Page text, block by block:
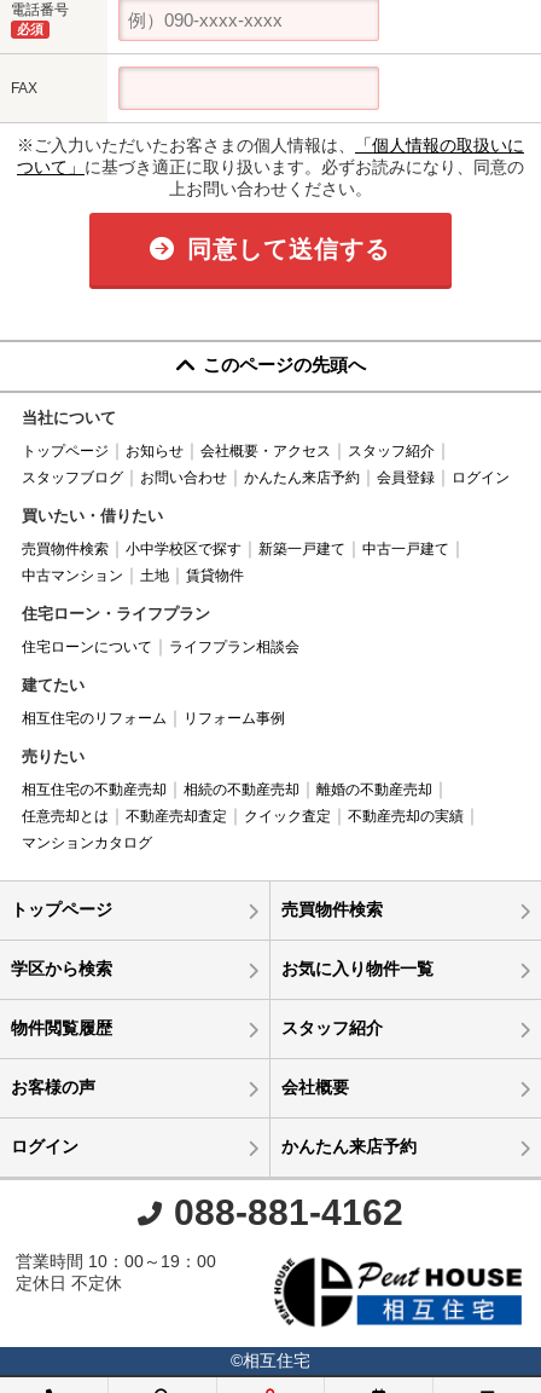
電話番号
必須
FAX
※ご入力いただいたお客さまの個人情報は、
「個人情報の取扱いに
ついて」 に基づき適正に取り扱います。必ずお読みになり、同意の
上お問い合わせください。
同意して送信する
このページの先頭へ
当社について
トップページ お知らせ 会社概要・アクセス
スタッフ紹介
スタッフブログ
お問い合わせ かんたん来店予約 会員登録 ログイン
買いたい・借りたい
売買物件検索 小中学校区で探す 新築一戸建て
中古一戸建て
中古マンション
土地 賃貸物件
住宅ローン・ライフプラン
住宅ローンについて ライフプラン相談会
建てたい
相互住宅のリフォーム リフォーム事例
売りたい
相互住宅の不動産売却 相続の不動産売却
離婚の不動産売却
任意売却とは
不動産売却査定 クイック査定
不動産売却の実績
マンションカタログ
トップページ 売買物件検索
学区から検索 お気に入り物件一覧
物件閲覧履歴 スタッフ紹介
お客様の声 会社概要
ログイン かんたん来店予約
088-881-4162
営業時間 10：00～19：00
定休日 不定休
©相互住宅